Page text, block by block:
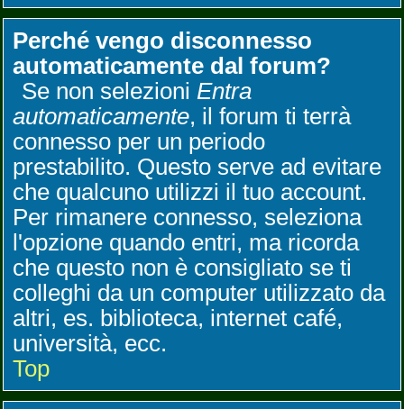
Perché vengo disconnesso
automaticamente dal forum?
Se non selezioni Entra
automaticamente, il forum ti terrà
connesso per un periodo
prestabilito. Questo serve ad evitare
che qualcuno utilizzi il tuo account.
Per rimanere connesso, seleziona
l'opzione quando entri, ma ricorda
che questo non è consigliato se ti
colleghi da un computer utilizzato da
altri, es. biblioteca, internet café,
università, ecc.
Top